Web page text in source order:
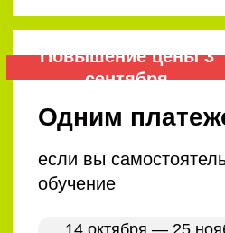
Оставить заявку